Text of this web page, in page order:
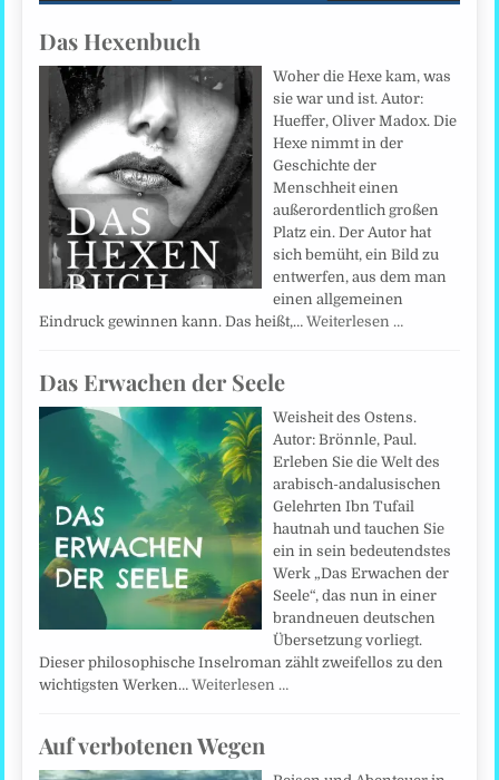
Das Hexenbuch
Woher die Hexe kam, was
sie war und ist. Autor:
Hueffer, Oliver Madox. Die
Hexe nimmt in der
Geschichte der
Menschheit einen
außerordentlich großen
Platz ein. Der Autor hat
sich bemüht, ein Bild zu
entwerfen, aus dem man
einen allgemeinen
Eindruck gewinnen kann. Das heißt,…Weiterlesen …
Das Erwachen der Seele
Weisheit des Ostens.
Autor: Brönnle, Paul.
Erleben Sie die Welt des
arabisch-andalusischen
Gelehrten Ibn Tufail
hautnah und tauchen Sie
ein in sein bedeutendstes
Werk „Das Erwachen der
Seele“, das nun in einer
brandneuen deutschen
Übersetzung vorliegt.
Dieser philosophische Inselroman zählt zweifellos zu den
wichtigsten Werken…Weiterlesen …
Auf verbotenen Wegen